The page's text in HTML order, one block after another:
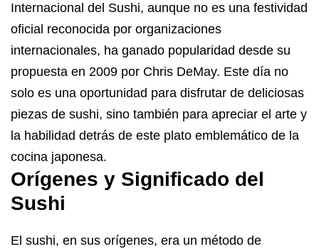
Internacional del Sushi, aunque no es una festividad
oficial reconocida por organizaciones
internacionales, ha ganado popularidad desde su
propuesta en 2009 por Chris DeMay. Este día no
solo es una oportunidad para disfrutar de deliciosas
piezas de sushi, sino también para apreciar el arte y
la habilidad detrás de este plato emblemático de la
cocina japonesa.
Orígenes y Significado del
Sushi
El sushi, en sus orígenes, era un método de